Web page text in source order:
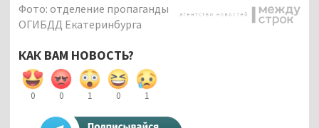
Фото: отделение пропаганды
ОГИБДД Екатеринбурга
КАК ВАМ НОВОСТЬ?
0 0 1 0 1